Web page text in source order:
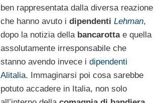
ben rappresentata dalla diversa reazione
che hanno avuto i dipendenti Lehman,
dopo la notizia della bancarotta e quella
assolutamente irresponsabile che
stanno avendo invece i dipendenti
Alitalia. Immaginarsi poi cosa sarebbe
potuto accadere in Italia, non solo